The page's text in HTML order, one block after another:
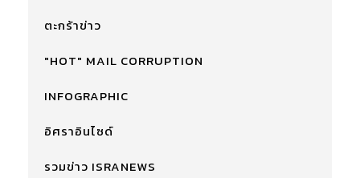
ตะกร้าข่าว
"HOT" MAIL CORRUPTION
INFOGRAPHIC
อิศราอินไซด์
รวมข่าว ISRANEWS